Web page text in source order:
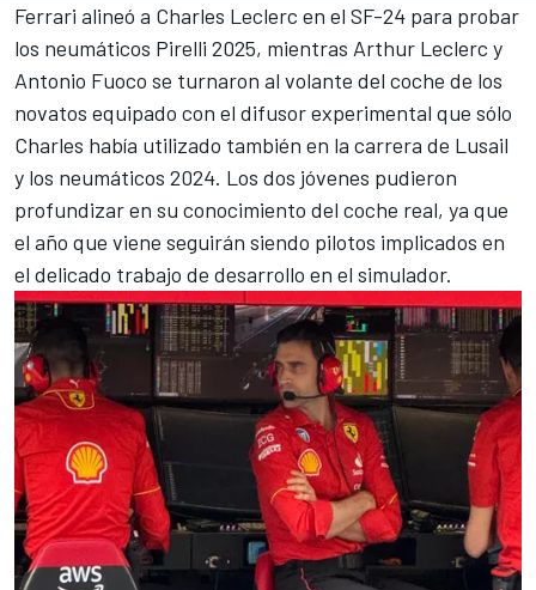
Ferrari alineó a Charles Leclerc en el SF-24 para probar
los neumáticos Pirelli 2025, mientras Arthur Leclerc y
Antonio Fuoco se turnaron al volante del coche de los
novatos equipado con el difusor experimental que sólo
Charles había utilizado también en la carrera de Lusail
y los neumáticos 2024. Los dos jóvenes pudieron
profundizar en su conocimiento del coche real, ya que
el año que viene seguirán siendo pilotos implicados en
el delicado trabajo de desarrollo en el simulador.